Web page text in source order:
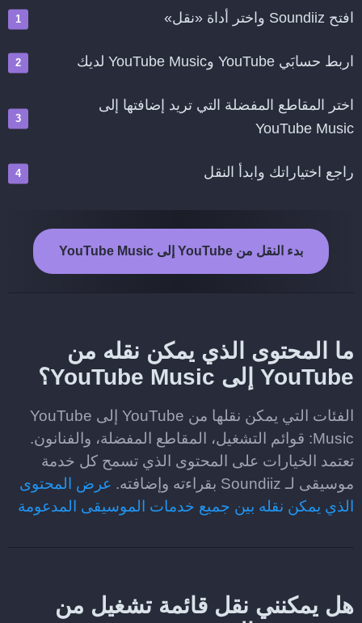
افتح Soundiiz واختر أداة «نقل»
اربط حسابَي YouTube وYouTube Music لديك
اختر المقاطع المفضلة التي تريد إضافتها إلى
YouTube Music
راجع اختياراتك وابدأ النقل
بدء النقل من YouTube إلى YouTube Music
ما المحتوى الذي يمكن نقله من
YouTube إلى YouTube Music؟
الفئات التي يمكن نقلها من YouTube إلى YouTube
Music: قوائم التشغيل، المقاطع المفضلة، والفنانون.
تعتمد الخيارات على المحتوى الذي تسمح كل خدمة
موسيقى لـ Soundiiz بقراءته وإضافته.
عرض المحتوى
الذي يمكن نقله بين جميع خدمات الموسيقى المدعومة
هل يمكنني نقل قائمة تشغيل من